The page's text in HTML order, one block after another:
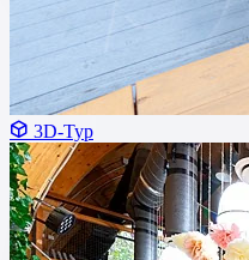
3D-Тур